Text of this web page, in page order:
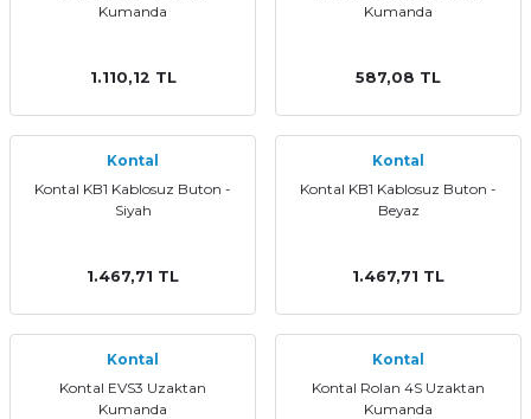
Kumanda
1.110,12 TL
Kumanda
587,08 TL
Kontal
Kontal KB1 Kablosuz Buton -
Siyah
1.467,71 TL
Kontal
Kontal KB1 Kablosuz Buton -
Beyaz
1.467,71 TL
Kontal
Kontal EVS3 Uzaktan
Kumanda
Kontal
Kontal Rolan 4S Uzaktan
Kumanda